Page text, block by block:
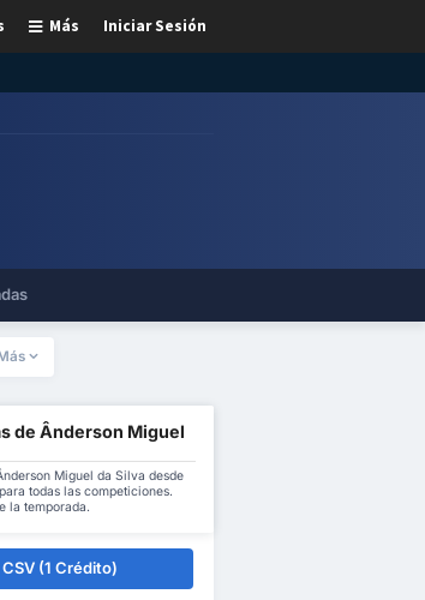
Iniciar Sesión
Más
de Ânderson Miguel
Miguel da Silva desde
todas las competiciones.
la temporada.
(1 Crédito)